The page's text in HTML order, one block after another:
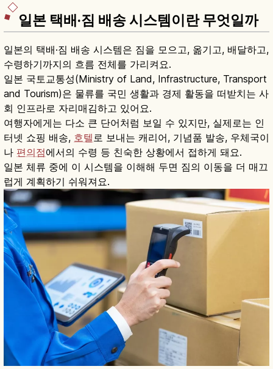
일본 택배·짐 배송 시스템이란 무엇일까
일본의 택배·짐 배송 시스템은 짐을 모으고, 옮기고, 배달하고,
수령하기까지의 흐름 전체를 가리켜요.
일본 국토교통성(Ministry of Land, Infrastructure, Transport
and Tourism)은 물류를 국민 생활과 경제 활동을 떠받치는 사
회 인프라로 자리매김하고 있어요.
여행자에게는 다소 큰 단어처럼 보일 수 있지만, 실제로는 인
터넷 쇼핑 배송, 호텔 로 보내는 캐리어, 기념품 발송, 우체국이
나 편의점에서의 수령 등 친숙한 상황에서 접하게 돼요.
일본 체류 중에 이 시스템을 이해해 두면 짐의 이동을 더 매끄
럽게 계획하기 쉬워져요.